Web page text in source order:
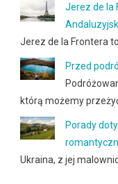
Jerez de la
Jerez de la Frontera
Przed
którą możemy
Porady
Ukraina, z jej